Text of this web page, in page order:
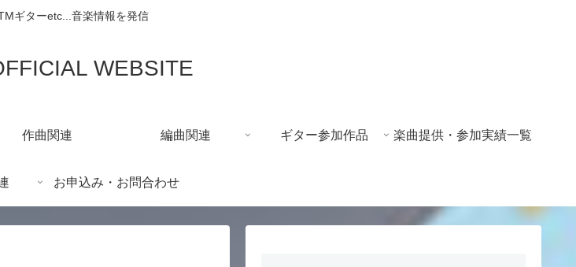
ギターetc...音楽情報を発信
WEBSITE
作曲関連 編曲関連 ギター参加作品 楽曲提供・参加実績一覧
お申込み・お問合わせ